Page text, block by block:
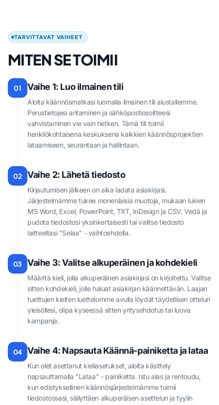
TARVITTAVAT VAIHEET
MITEN SE TOIMII
01 Vaihe 1: Luo ilmainen tili
Aloita käännösmatkasi luomalla ilmainen tili alustallemme.
Perustietojesi antaminen ja sähköpostiosoitteesi
vahvistaminen vie vain hetken. Tämä tili toimii
henkilökohtaisena keskuksena kaikkien käännösprojektien
lataamiseen, seurantaan ja hallintaan.
02 Vaihe 2: Lähetä tiedosto
Kirjautumisen jälkeen on aika ladata asiakirjasi.
Järjestelmämme tukee monenlaisia muotoja, mukaan lukien
MS Word, Excel, PowerPoint, TXT, InDesign ja CSV. Vedä ja
pudota tiedostosi yksinkertaisesti tai valitse tiedosto
laitteeltasi "Selaa" - vaihtoehdolla.
03 Vaihe 3: Valitse alkuperäinen ja kohdekieli
Määritä kieli, jolla alkuperäinen asiakirjasi on kirjoitettu. Valitse
sitten kohdekieli, jolle haluat asiakirjan käännettävän. Laajan
tuettujen kielten luettelomme avulla löydät täydellisen ottelun
yleisöllesi, olipa kyseessä sitten yritysehdotus tai luova
kampanja.
04 Vaihe 4: Napsauta Käännä-painiketta ja lataa
Kun olet asettanut kieliasetukset, aloita käsittely
napsauttamalla "Lataa" - painiketta. Istu alas ja rentoudu,
kun edistyksellinen käännösjärjestelmämme toimii
tiedostossasi, säilyttäen alkuperäisen asettelun ja tyylin